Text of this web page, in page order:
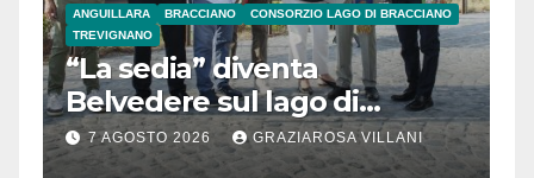
ANGUILLARA BRACCIANO
CONSORZIO LAGO DI BRACCIANO
TREVIGNANO
“La sedia” diventa
Belvedere sul lago di
Bracciano: ieri
l’inaugurazione
7 AGOSTO 2026 GRAZIAROSA VILLANI